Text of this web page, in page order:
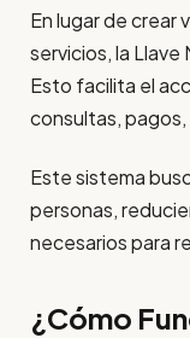
En lugar de crear
servicios, la Llave
Esto facilita el
consultas,
Este sistema
personas,
necesarios para
¿Cómo